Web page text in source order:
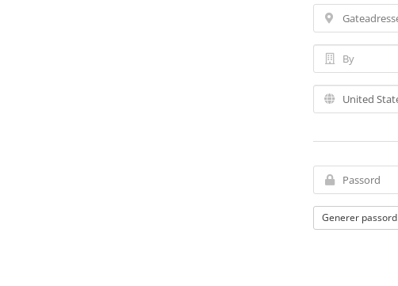
Generer passord